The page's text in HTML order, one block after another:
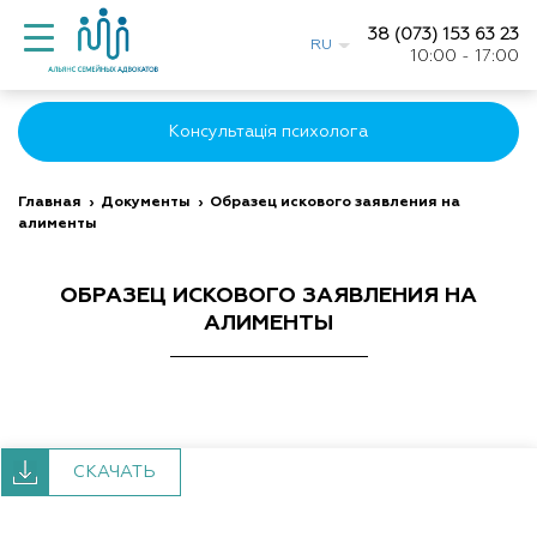
RU
38 (073) 153 63 23
10:00 - 17:00
Консультація психолога
Главная › Документы › Образец искового заявления на
алименты
ОБРАЗЕЦ ИСКОВОГО ЗАЯВЛЕНИЯ НА
АЛИМЕНТЫ
СКАЧАТЬ